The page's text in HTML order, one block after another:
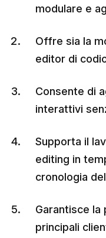
modulare e
Offre sia la
editor di
Consente di
interattivi
Supporta il
editing in
cronologia
Garantisce la
principali